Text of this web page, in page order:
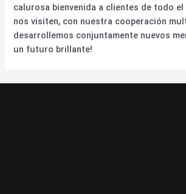
calurosa bienvenida a clientes de todo
nos visiten, con nuestra cooperación
desarrollemos conjuntamente nuevos
un futuro brillante!